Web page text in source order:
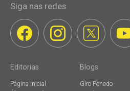
Siga nas redes
Editorias
Página inicial
Blogs
Giro Penedo